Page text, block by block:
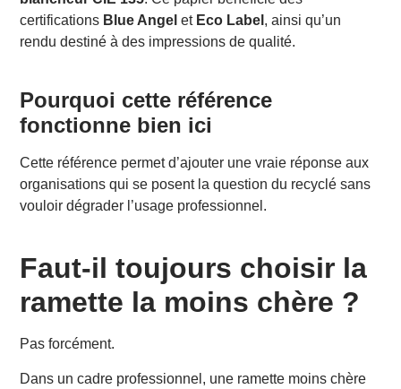
certifications Blue Angel et Eco Label , ainsi qu’un
rendu destiné à des impressions de qualité.
Pourquoi cette référence
fonctionne bien ici
Cette référence permet d’ajouter une vraie réponse aux
organisations qui se posent la question du recyclé sans
vouloir dégrader l’usage professionnel.
Faut-il toujours choisir la
ramette la moins chère ?
Pas forcément.
Dans un cadre professionnel, une ramette moins chère